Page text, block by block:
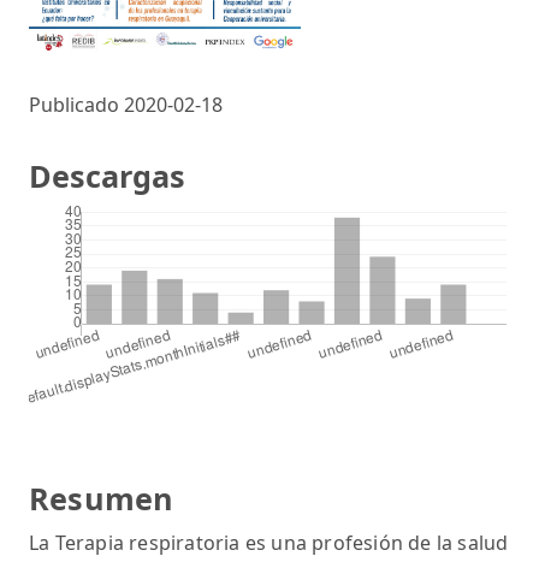
Publicado 2020-02-18
Resumen
La Terapia respiratoria es una profesión de la salud
Descargas